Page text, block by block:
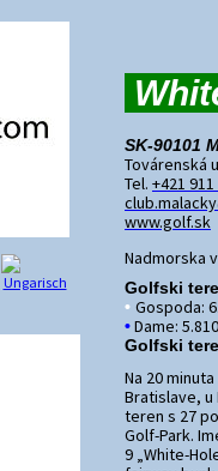
SK-90101
Továrenská
Tel. +421
www.golf.sk
Nadmorska
Golfski
• Gospoda:
•Dame:
Golfski
Na 20
Bratislave,
teren s 27
Golf-Park.
9 „White-